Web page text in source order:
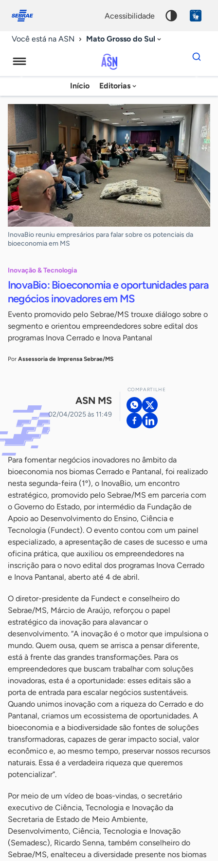
conosco
acessibilidade
Você está na ASN Mato Grosso do Sul
Agência
Sebrae
de
Notícias
Início Editorias
Dados
para
chave
InovaBio reuniu empresários para falar sobre os potenciais da
bioeconomia em MS
Inovação & Tecnologia
InovaBio: Bioeconomia e oportunidades para
negócios inovadores em MS
Evento promovido pelo Sebrae/MS trouxe diálogo sobre o
segmento e orientou empreendedores sobre edital dos
programas Inova Cerrado e Inova Pantanal
Por Assessoria de Imprensa Sebrae/MS
ASN MS
02/04/2025 às 11:49
COMPARTILHE
Para fomentar negócios inovadores no âmbito da
bioeconomia nos biomas Cerrado e Pantanal, foi realizado
nesta segunda-feira (1º), o InovaBio, um encontro
estratégico, promovido pelo Sebrae/MS em parceria com
o Governo do Estado, por intermédio da Fundação de
Apoio ao Desenvolvimento do Ensino, Ciência e
Tecnologia (Fundect). O evento contou com um painel
especializado, a apresentação de cases de sucesso e uma
oficina prática, que auxiliou os empreendedores na
inscrição para o novo edital dos programas Inova Cerrado
e Inova Pantanal, aberto até 4 de abril.
O diretor-presidente da Fundect e conselheiro do
Sebrae/MS, Márcio de Araújo, reforçou o papel
estratégico da inovação para alavancar o
desenvolvimento. “A inovação é o motor que impulsiona o
mundo. Quem ousa, quem se arrisca a pensar diferente,
está à frente das grandes transformações. Para os
empreendedores que buscam trabalhar com soluções
inovadoras, esta é a oportunidade: esses editais são a
porta de entrada para escalar negócios sustentáveis.
Quando unimos inovação com a riqueza do Cerrado e do
Pantanal, criamos um ecossistema de oportunidades. A
bioeconomia e a biodiversidade são fontes de soluções
transformadoras, capazes de gerar impacto social, valor
econômico e, ao mesmo tempo, preservar nossos recursos
naturais. Essa é a verdadeira riqueza que queremos
potencializar”.
Por meio de um vídeo de boas-vindas, o secretário
executivo de Ciência, Tecnologia e Inovação da
Secretaria de Estado de Meio Ambiente,
Desenvolvimento, Ciência, Tecnologia e Inovação
(Semadesc), Ricardo Senna, também conselheiro do
Sebrae/MS, enalteceu a diversidade presente nos biomas